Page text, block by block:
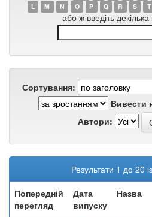
L
M N O P Q R S T
або ж введіть
Сортування:
Вивести
Автори:
Результати 1 до 20
Попередній
перегляд
Дата
випуску
Назва